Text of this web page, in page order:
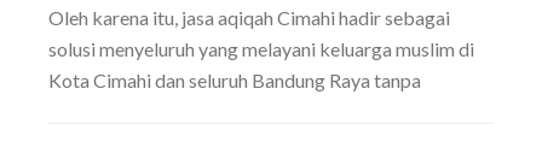
Oleh karena itu, jasa aqiqah Cimahi hadir sebagai
solusi menyeluruh yang melayani keluarga muslim di
Kota Cimahi dan seluruh Bandung Raya tanpa